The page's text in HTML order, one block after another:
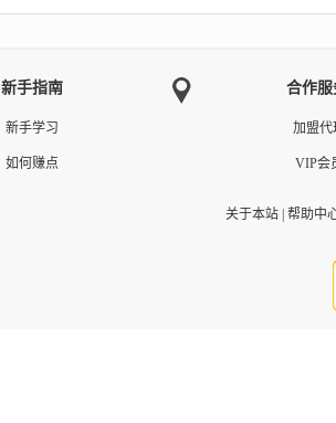
新手指南
新手学习
如何赚点
合作服
加盟代
VIP会
关于本站| 帮助中